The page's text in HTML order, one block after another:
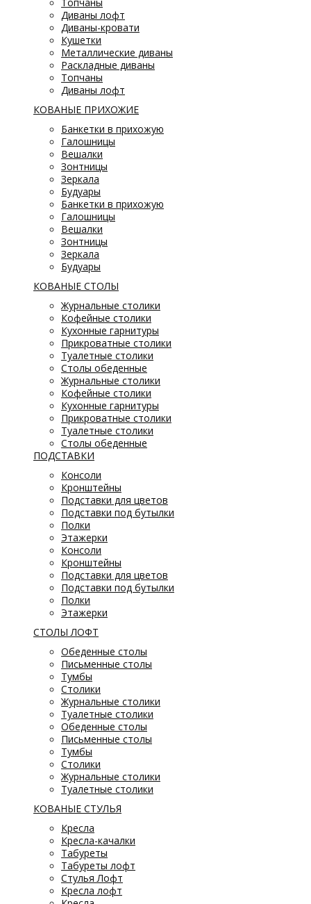
Диваны лофт
Диваны-кровати
Кушетки
Металлические диваны
Раскладные диваны
Топчаны
Диваны лофт
КОВАНЫЕ ПРИХОЖИЕ
Банкетки в прихожую
Галошницы
Вешалки
Зонтницы
Зеркала
Будуары
Банкетки в прихожую
Галошницы
Вешалки
Зонтницы
Зеркала
Будуары
КОВАНЫЕ СТОЛЫ
Журнальные столики
Кофейные столики
Кухонные гарнитуры
Прикроватные столики
Туалетные столики
Столы обеденные
Журнальные столики
Кофейные столики
Кухонные гарнитуры
Прикроватные столики
Туалетные столики
Столы обеденные
ПОДСТАВКИ
Консоли
Кронштейны
Подставки для цветов
Подставки под бутылки
Полки
Этажерки
Консоли
Кронштейны
Подставки для цветов
Подставки под бутылки
Полки
Этажерки
СТОЛЫ ЛОФТ
Обеденные столы
Письменные столы
Тумбы
Столики
Журнальные столики
Туалетные столики
Обеденные столы
Письменные столы
Тумбы
Столики
Журнальные столики
Туалетные столики
КОВАНЫЕ СТУЛЬЯ
Кресла
Кресла-качалки
Табуреты
Табуреты лофт
Стулья Лофт
Кресла лофт